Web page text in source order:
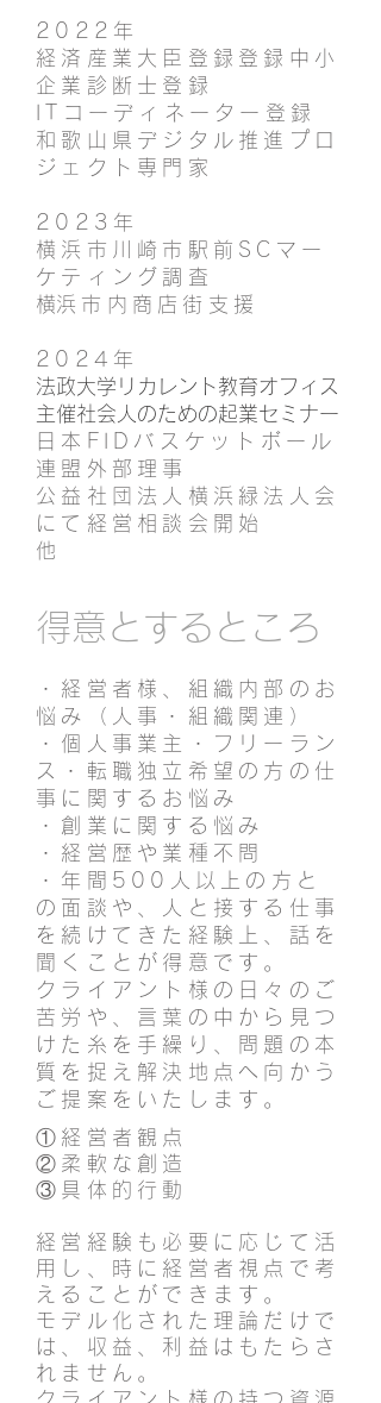
2022年
経済産業大臣登録登録中小
企業診断士登録
ITコーディネーター登録
和歌山県デジタル推進プロ
ジェクト専門家
2023年
横浜市川崎市駅前SCマー
ケティング調査
​横浜市内商店街支援
2024年
法政大学リカレント教育オフィス
主催社会人のための起業セミナー
日本 FIDバスケットボール
連盟外部理事
公益社団法人横浜緑法人会
にて経営相談会開始
他
得意とするところ
・経営者様、組織内部のお
悩み（人事・組織関連）
・個人事業主・フリーラン
ス・転職独立希望の方の仕
事に関するお悩み
・創業に関する悩み
・経営歴や業種不問
・年間500人以上の方と
の面談や、人と接する仕事
を続けてきた経験上、話を
聞くことが得意です。
クライアント様の日々のご
苦労や、言葉の中から見つ
けた糸を手繰り、問題の本
質を捉え解決地点へ向かう
ご提案をいたします。
①経営者観点
②柔軟な創造
③具体的行動
経営経験も必要に応じて活
用し、時に経営者視点で考
えることができます。
モデル化された理論だけで
は、収益、利益はもたらさ
れません。
クライアント様の持つ資源